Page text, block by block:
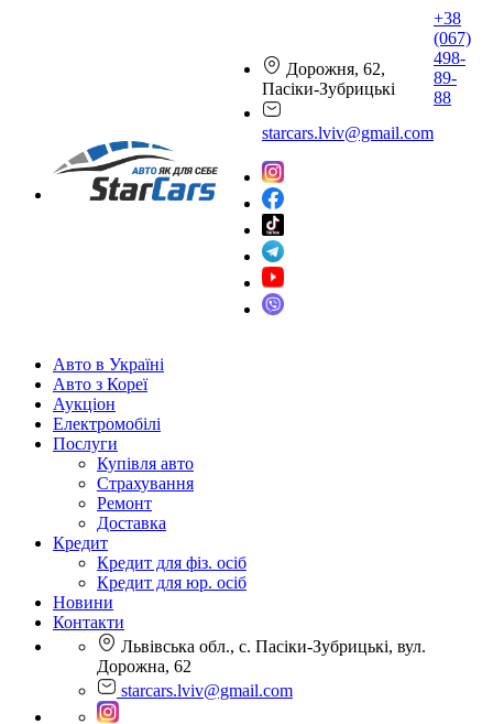
Дорожня, 62,
Пасіки-Зубрицькі
starcars.lviv@gmail.com
+38
(067)
498-
89-
88
Авто в Україні
Авто з Кореї
Аукціон
Електромобілі
Послуги
Купівля авто
Страхування
Ремонт
Доставка
Кредит
Кредит для фіз. осіб
Кредит для юр. осіб
Новини
Контакти
Львівська обл., с. Пасіки-Зубрицькі, вул.
Дорожна, 62
starcars.lviv@gmail.com